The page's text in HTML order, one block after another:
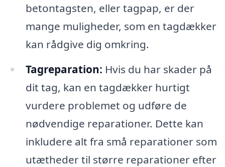
betontagsten, eller tagpap, er der
mange muligheder, som en tagdækker
kan rådgive dig omkring.
Tagreparation: Hvis du har skader på
dit tag, kan en tagdækker hurtigt
vurdere problemet og udføre de
nødvendige reparationer. Dette kan
inkludere alt fra små reparationer som
utætheder til større reparationer efter